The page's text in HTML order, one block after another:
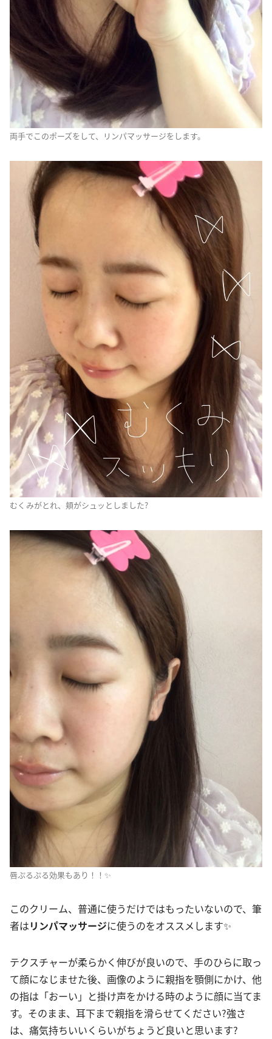
両手でこのポーズをして、リンパマッサージをします。
むくみがとれ、頬がシュッとしました?
唇ぷるぷる効果もあり！！✨
このクリーム、普通に使うだけではもったいないので、筆
者はリンパマッサージに使うのをオススメします✨
テクスチャーが柔らかく伸びが良いので、手のひらに取っ
て顔になじませた後、画像のように親指を顎側にかけ、他
の指は「おーい」と掛け声をかける時のように顔に当てま
す。そのまま、耳下まで親指を滑らせてください?強さ
は、痛気持ちいいくらいがちょうど良いと思います?